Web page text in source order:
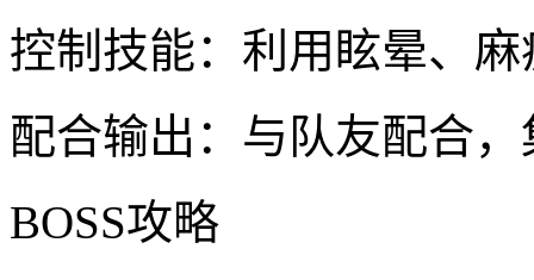
控制技能：利用眩晕、
配合输出：与队友配合
BOSS攻略